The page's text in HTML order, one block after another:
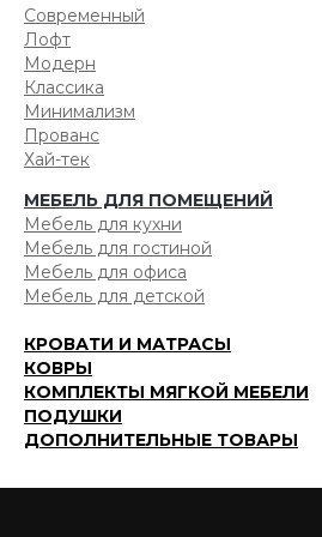
Современный
Лофт
Модерн
Классика
Минимализм
Прованс
Хай-тек
МЕБЕЛЬ ДЛЯ ПОМЕЩЕНИЙ
Мебель для кухни
Мебель для гостиной
Мебель для офиса
Мебель для детской
КРОВАТИ И МАТРАСЫ
КОВРЫ
КОМПЛЕКТЫ МЯГКОЙ МЕБЕЛИ
ПОДУШКИ
ДОПОЛНИТЕЛЬНЫЕ ТОВАРЫ